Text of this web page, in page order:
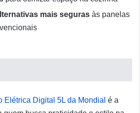
mais seguras às panelas
Elétrica Digital 5L da Mondial é a